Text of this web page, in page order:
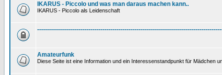
IKARUS - Piccolo und was man daraus machen kann..
IKARUS - Piccolo als Leidenschaft
Amateurfunk
Diese Seite ist eine Information und ein Interessenstandpunkt für Mädchen